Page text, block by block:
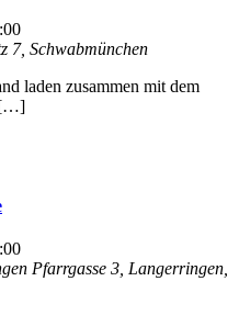
7, Schwabmünchen
laden zusammen mit dem
[…]
Pfarrgasse 3, Langerringen,